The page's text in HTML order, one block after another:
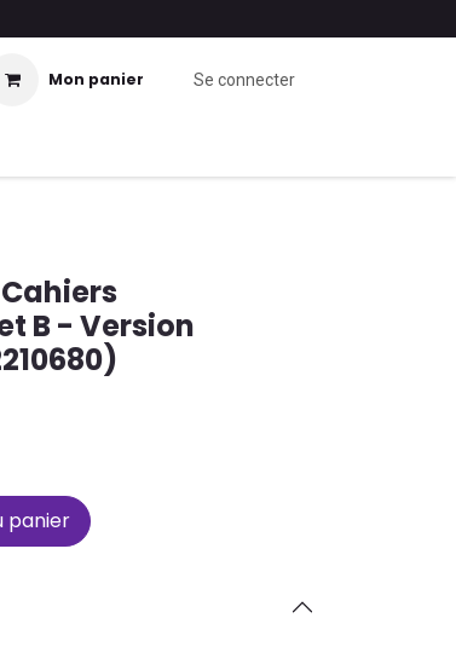
Mon panier Se connecter
B - Version
panier